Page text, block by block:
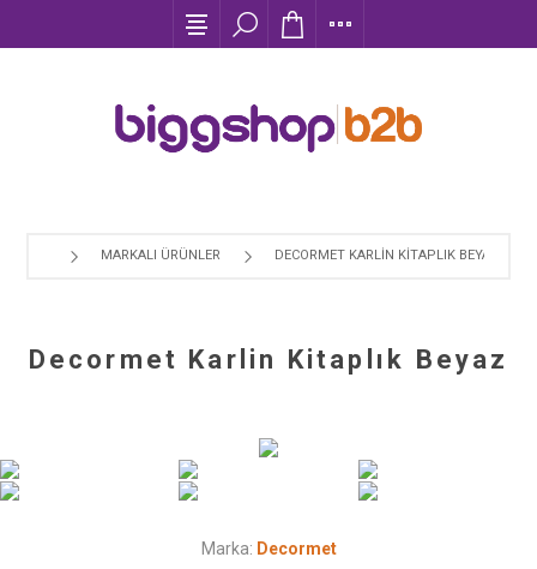
MARKALI ÜRÜNLER DECORMET KARLIN KITAPLIK BEYAZ
Decormet Karlin Kitaplık Beyaz
Marka: Decormet